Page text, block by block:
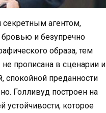
агентом,
и безупречно
образа, тем
не прописана в сценарии и
спокойной преданности
Голливуд построен на
устойчивости, которое